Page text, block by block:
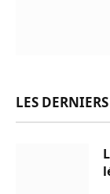
LES